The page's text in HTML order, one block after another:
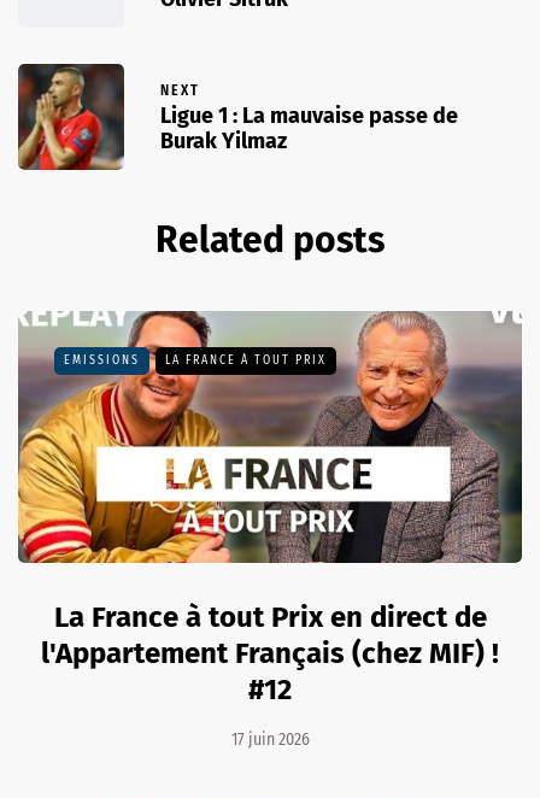
NEXT
Ligue 1 : La mauvaise passe de
Burak Yilmaz
Related posts
EMISSIONS LA FRANCE À TOUT PRIX
La France à tout Prix en direct de
l'Appartement Français (chez MIF) !
#12
17 juin 2026